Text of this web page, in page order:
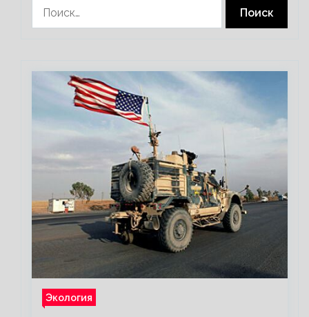
Экология